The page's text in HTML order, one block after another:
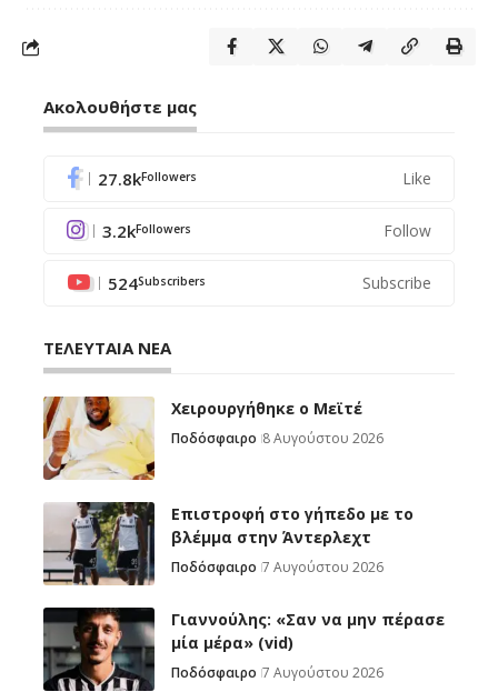
Ακολουθήστε μας
27.8kFollowers Like
3.2kFollowers Follow
524Subscribers Subscribe
ΤΕΛΕΥΤΑΙΑ ΝΕΑ
Χειρουργήθηκε ο Μεϊτέ
Ποδόσφαιρο 8 Αυγούστου 2026
Επιστροφή στο γήπεδο με το
βλέμμα στην Άντερλεχτ
Ποδόσφαιρο 7 Αυγούστου 2026
Γιαννούλης: «Σαν να μην πέρασε
μία μέρα» (vid)
Ποδόσφαιρο 7 Αυγούστου 2026